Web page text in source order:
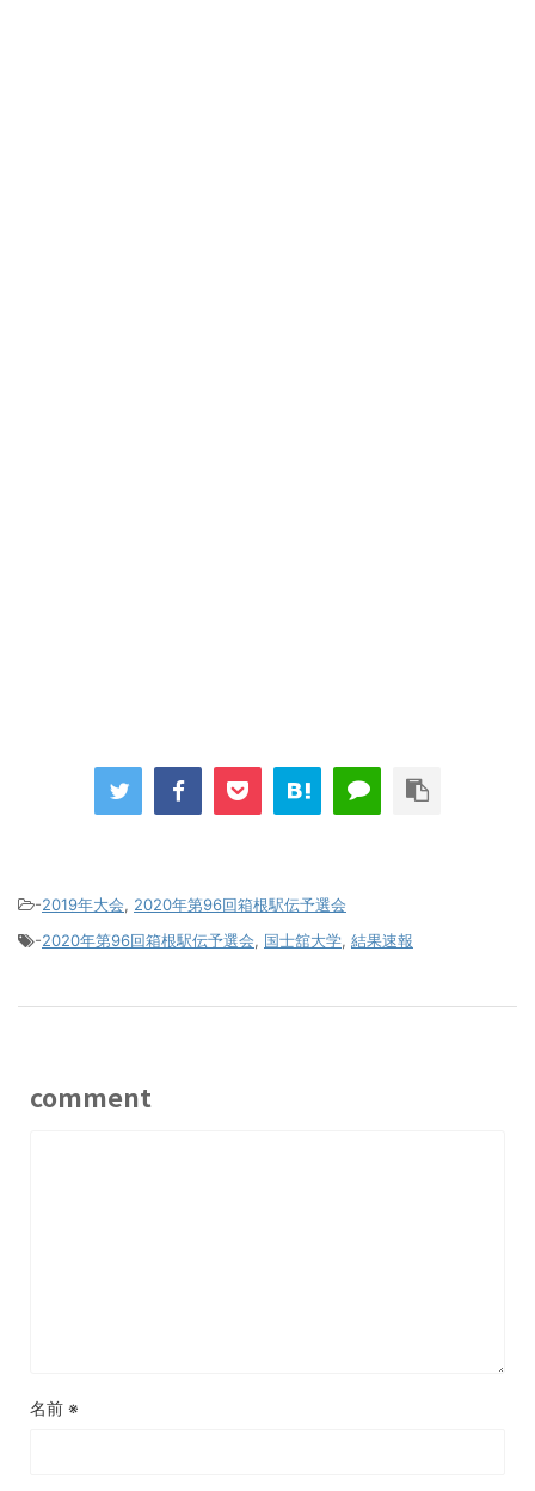
-2019年大会, 2020年第96回箱根駅伝予選会
-2020年第96回箱根駅伝予選会, 国士舘大学, 結果速報
comment
名前 ※